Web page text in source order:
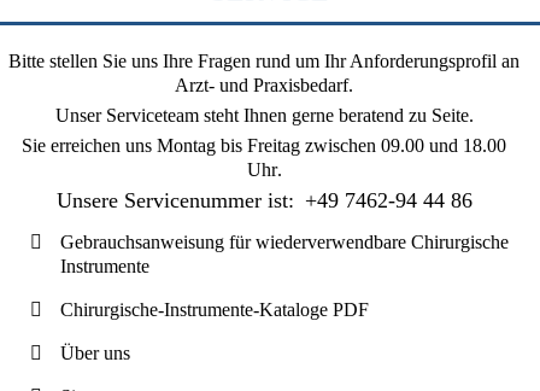
Bitte stellen Sie uns Ihre Fragen rund um Ihr Anforderungsprofil an
Arzt- und Praxisbedarf.
Unser Serviceteam steht Ihnen gerne beratend zu Seite.
Sie erreichen uns Montag bis Freitag zwischen 09.00 und 18.00
Uhr.
Unsere Servicenummer ist: +49 7462-94 44 86
Gebrauchsanweisung für wiederverwendbare Chirurgische
Instrumente
Chirurgische-Instrumente-Kataloge PDF
Über uns